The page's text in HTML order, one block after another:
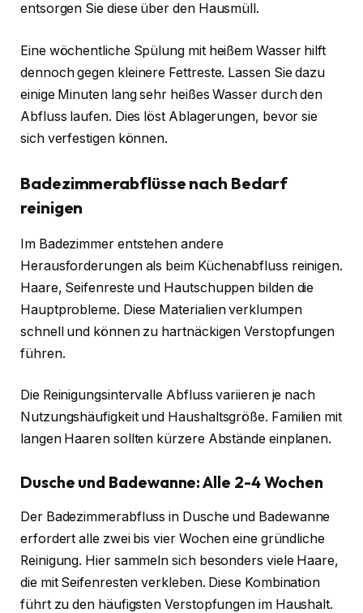
entsorgen Sie diese über den Hausmüll.
Eine wöchentliche Spülung mit heißem Wasser hilft
dennoch gegen kleinere Fettreste. Lassen Sie dazu
einige Minuten lang sehr heißes Wasser durch den
Abfluss laufen. Dies löst Ablagerungen, bevor sie
sich verfestigen können.
Badezimmerabflüsse nach Bedarf
reinigen
Im Badezimmer entstehen andere
Herausforderungen als beim Küchenabfluss reinigen.
Haare, Seifenreste und Hautschuppen bilden die
Hauptprobleme. Diese Materialien verklumpen
schnell und können zu hartnäckigen Verstopfungen
führen.
Die Reinigungsintervalle Abfluss variieren je nach
Nutzungshäufigkeit und Haushaltsgröße. Familien mit
langen Haaren sollten kürzere Abstände einplanen.
Dusche und Badewanne: Alle 2-4 Wochen
Der Badezimmerabfluss in Dusche und Badewanne
erfordert alle zwei bis vier Wochen eine gründliche
Reinigung. Hier sammeln sich besonders viele Haare,
die mit Seifenresten verkleben. Diese Kombination
führt zu den häufigsten Verstopfungen im Haushalt.